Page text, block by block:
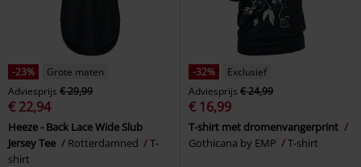
-23%
Grote maten
Adviesprijs € 29,99
€ 22,94
Heeze - Back Lace Wide Slub
Jersey Tee
Rotterdamned
T-
shirt
-32%
Exclusief
Adviesprijs € 24,99
€ 16,99
T-shirt met dromenvangerprint
Gothicana by EMP
T-shirt